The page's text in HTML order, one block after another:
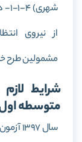
مشمولین طرح
شرایط
متوسطه
سال